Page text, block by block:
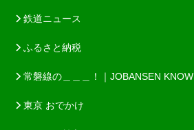
鉄道ニュース
ふるさと納税
常磐線の＿＿＿！｜JOBANSEN KNOW
東京 おでかけ